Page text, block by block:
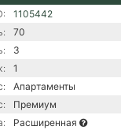
1105442
70
3
1
Апартаменты
Премиум
Расширенная